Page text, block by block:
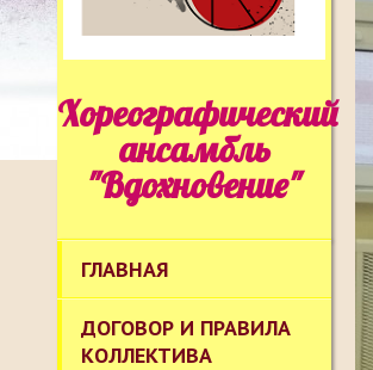
Хореографический
ансамбль
"Вдохновение"
ГЛАВНАЯ
ДОГОВОР И ПРАВИЛА
КОЛЛЕКТИВА